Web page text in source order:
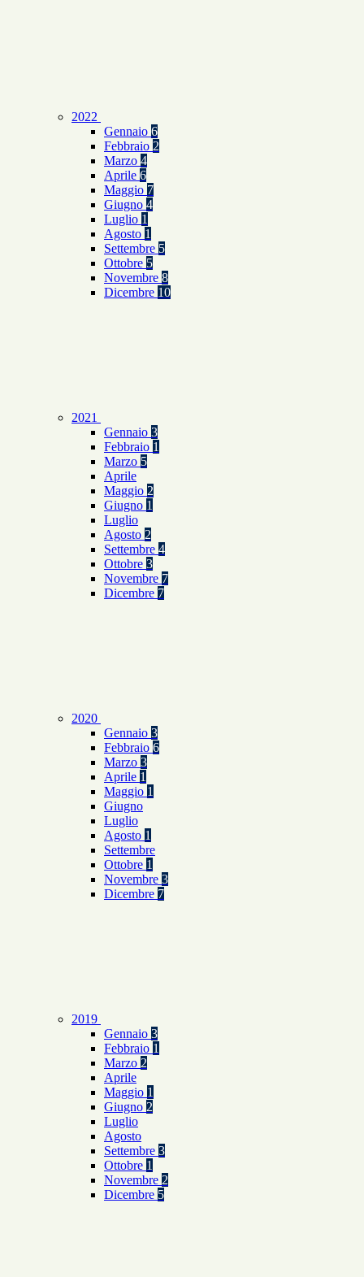
2022
Gennaio 6
Febbraio 2
Marzo 4
Aprile 6
Maggio 7
Giugno 4
Luglio 1
Agosto 1
Settembre 5
Ottobre 5
Novembre 8
Dicembre 10
2021
Gennaio 3
Febbraio 1
Marzo 5
Aprile
Maggio 2
Giugno 1
Luglio
Agosto 2
Settembre 4
Ottobre 3
Novembre 7
Dicembre 7
2020
Gennaio 3
Febbraio 6
Marzo 3
Aprile 1
Maggio 1
Giugno
Luglio
Agosto 1
Settembre
Ottobre 1
Novembre 3
Dicembre 7
2019
Gennaio 3
Febbraio 1
Marzo 2
Aprile
Maggio 1
Giugno 2
Luglio
Agosto
Settembre 3
Ottobre 1
Novembre 2
Dicembre 5